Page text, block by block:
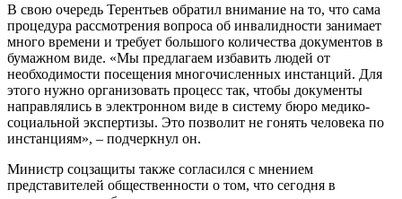
В свою очередь Терентьев обратил внимание на то, что сама
процедура рассмотрения вопроса об инвалидности занимает
много времени и требует большого количества документов в
бумажном виде. «Мы предлагаем избавить людей от
необходимости посещения многочисленных инстанций. Для
этого нужно организовать процесс так, чтобы документы
направлялись в электронном виде в систему бюро медико-
социальной экспертизы. Это позволит не гонять человека по
инстанциям», – подчеркнул он.
Министр соцзащиты также согласился с мнением
представителей общественности о том, что сегодня в